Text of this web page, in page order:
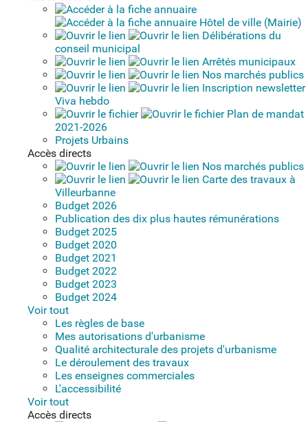
Hôtel de ville (Mairie)
Délibérations du
conseil municipal
Arrêtés municipaux
Nos marchés publics
Inscription newsletter
Viva hebdo
Plan de mandat
2021-2026
Projets Urbains
Accès directs
Nos marchés publics
Carte des travaux à
Villeurbanne
Budget 2026
Publication des dix plus hautes rémunérations
Budget 2025
Budget 2020
Budget 2021
Budget 2022
Budget 2023
Budget 2024
Voir tout
Les règles de base
Mes autorisations d'urbanisme
Qualité architecturale des projets d'urbanisme
Le déroulement des travaux
Les enseignes commerciales
L'accessibilité
Voir tout
Accès directs